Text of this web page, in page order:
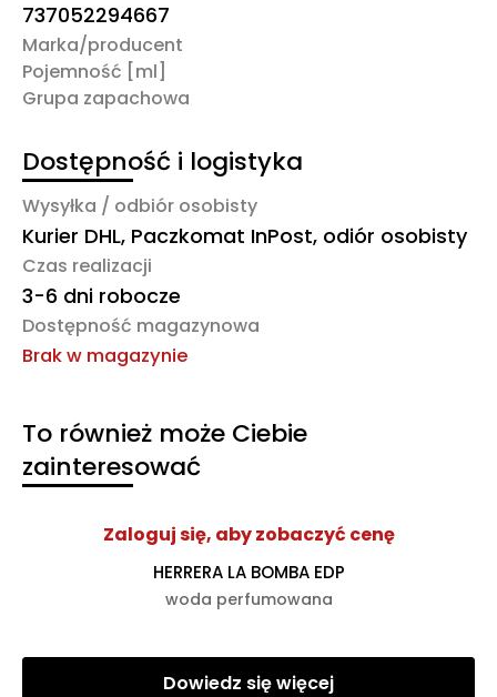
737052294667
Marka/producent
Pojemność [ml]
Grupa zapachowa
Dostępność i logistyka
Wysyłka / odbiór osobisty
Kurier DHL, Paczkomat InPost, odiór osobisty
Czas realizacji
3-6 dni robocze
Dostępność magazynowa
Brak w magazynie
To również może Ciebie
zainteresować
Zaloguj się, aby zobaczyć cenę
HERRERA LA BOMBA EDP
woda perfumowana
Dowiedz się więcej